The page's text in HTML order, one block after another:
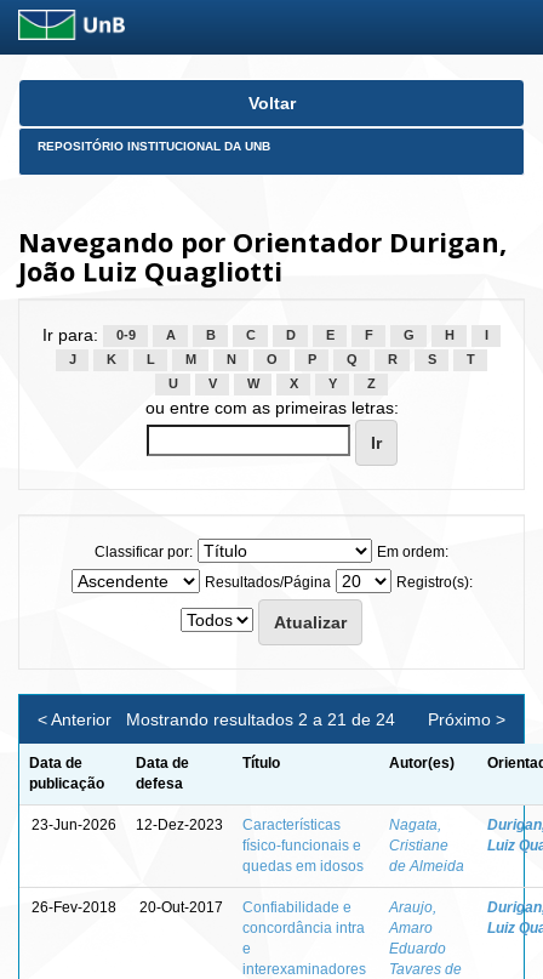
Skip
Voltar
REPOSITÓRIO INSTITUCIONAL DA UNB
Navegando por Orientador Durigan,
João Luiz Quagliotti
Ir para: 0-9 A B C D E F G H
J
K L M N O P Q R S
T
U
V W X Y Z
ou entre com as primeiras letras:
Classificar por:
Em ordem:
Resultados/Página
Registro(s):
Mostrando resultados 2 a 21 de 24
< Anterior Próximo >
Data de
publicação
Data de
defesa
Título Autor(es)
23-Jun-2026 12-Dez-2023
Características
físico-funcionais e
quedas em idosos
Nagata,
Cristiane
de Almeida
Luiz
26-Fev-2018 20-Out-2017
Confiabilidade e
concordância intra
e
interexaminadores
Araujo,
Amaro
Eduardo
Tavares de
Luiz